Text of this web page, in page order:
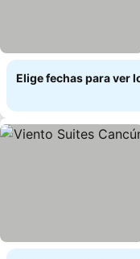
Elige fechas para ver